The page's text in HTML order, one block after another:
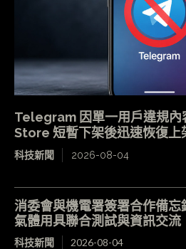
Telegram 因單一用戶違規
Store 短暫下架後迅速恢復上
科技新聞 2026-08-04
消委會與機電署簽署合作備
氣體用具聯合測試與資訊交流
科技新聞 2026-08-04